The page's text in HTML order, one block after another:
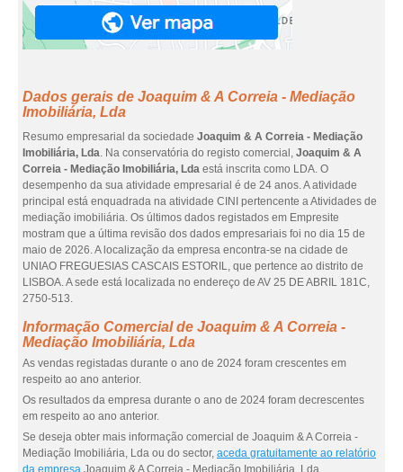
Dados gerais de Joaquim & A Correia - Mediação
Imobiliária, Lda
Resumo empresarial da sociedade Joaquim & A Correia - Mediação
Imobiliária, Lda. Na conservatória do registo comercial, Joaquim & A
Correia - Mediação Imobiliária, Lda está inscrita como LDA. O
desempenho da sua atividade empresarial é de 24 anos. A atividade
principal está enquadrada na atividade CINI pertencente a Atividades de
mediação imobiliária. Os últimos dados registados em Empresite
mostram que a última revisão dos dados empresariais foi no dia 15 de
maio de 2026. A localização da empresa encontra-se na cidade de
UNIAO FREGUESIAS CASCAIS ESTORIL, que pertence ao distrito de
LISBOA. A sede está localizada no endereço de AV 25 DE ABRIL 181C,
2750-513.
Informação Comercial de Joaquim & A Correia -
Mediação Imobiliária, Lda
As vendas registadas durante o ano de 2024 foram crescentes em
respeito ao ano anterior.
Os resultados da empresa durante o ano de 2024 foram decrescentes
em respeito ao ano anterior.
Se deseja obter mais informação comercial de Joaquim & A Correia -
Mediação Imobiliária, Lda ou do sector, aceda gratuitamente ao relatório
da empresa Joaquim & A Correia - Mediação Imobiliária, Lda.